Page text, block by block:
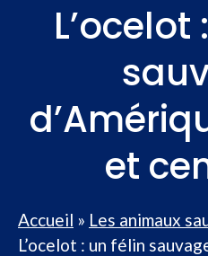
et
Accueil » Les animaux
L’ocelot : un félin